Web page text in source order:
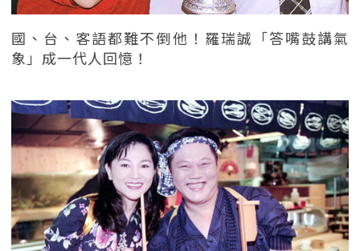
國、台、客語都難不倒他！羅瑞誠「答嘴鼓講氣
象」成一代人回憶！